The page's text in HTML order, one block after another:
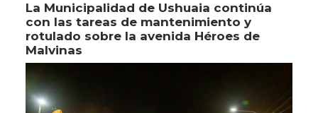
La Municipalidad de Ushuaia continúa
con las tareas de mantenimiento y
rotulado sobre la avenida Héroes de
Malvinas